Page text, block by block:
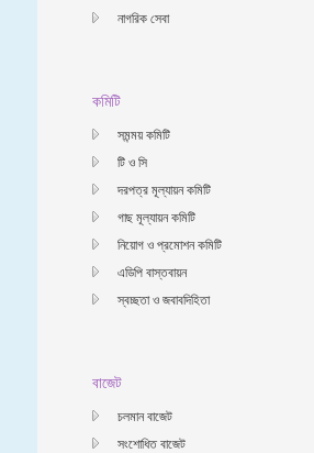
নাগরিক সেবা
কমিটি
সমন্ময় কমিটি
টি ও সি
দরপত্র মূল্যায়ন কমিটি
গাছ মূল্যায়ন কমিটি
নিয়োগ ও প্রমোশন কমিটি
এডিপি বাস্তবায়ন
স্বচ্ছতা ও জবাবদিহিতা
বাজেট
চলমান বাজেট
সংশোধিত বাজেট